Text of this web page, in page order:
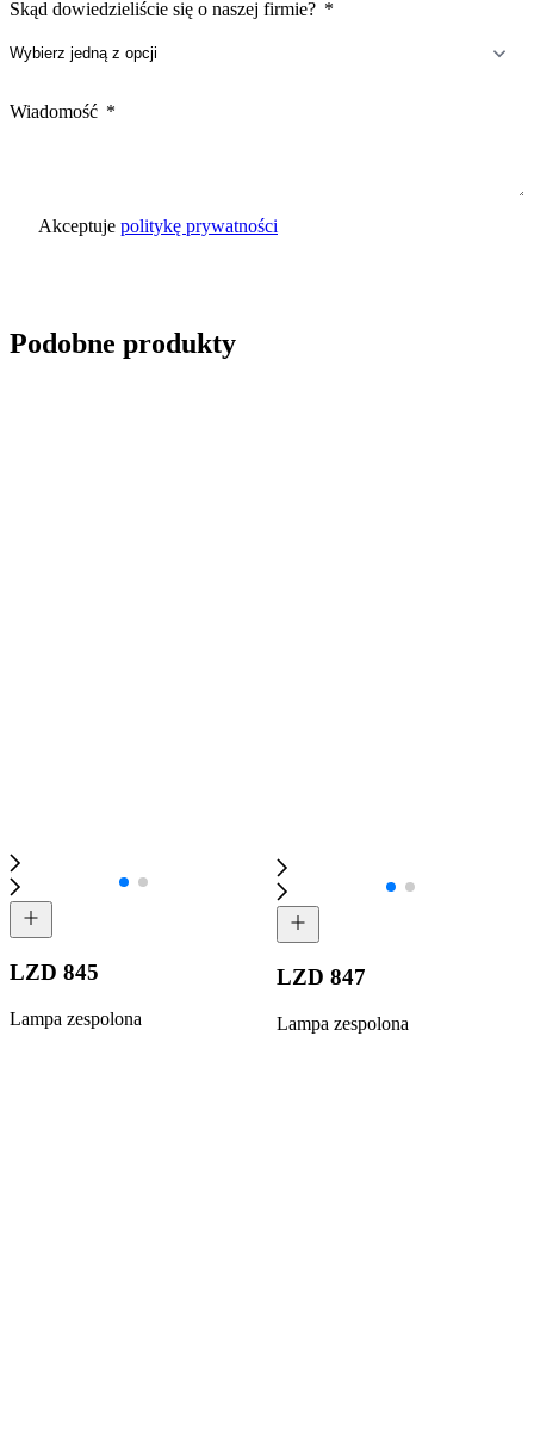
Skąd dowiedzieliście się o naszej firmie?
Wiadomość
Akceptuje politykę prywatności
Podobne produkty
LZD 845
Lampa zespolona
LZD 847
Lampa zespolona